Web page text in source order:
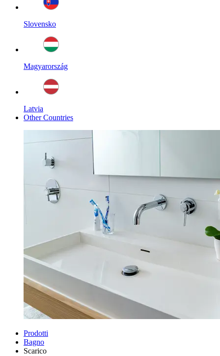
Slovensko
Magyarország
Latvia
Other Countries
Prodotti
Bagno
Scarico